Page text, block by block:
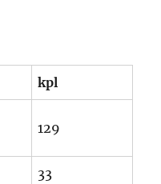
kpl
129
33